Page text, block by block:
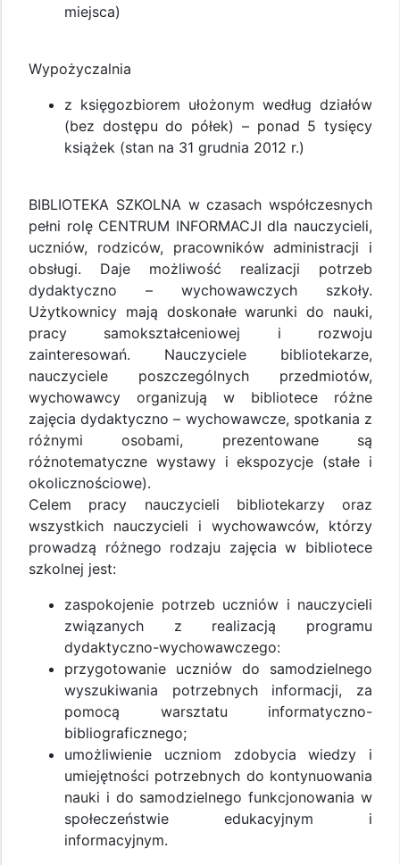
miejsca)
Wypożyczalnia
z księgozbiorem ułożonym według działów
(bez dostępu do półek) – ponad 5 tysięcy
książek (stan na 31 grudnia 2012 r.)
BIBLIOTEKA SZKOLNA w czasach współczesnych
pełni rolę CENTRUM INFORMACJI dla nauczycieli,
uczniów, rodziców, pracowników administracji i
obsługi. Daje możliwość realizacji potrzeb
dydaktyczno – wychowawczych szkoły.
Użytkownicy mają doskonałe warunki do nauki,
pracy samokształceniowej i rozwoju
zainteresowań. Nauczyciele bibliotekarze,
nauczyciele poszczególnych przedmiotów,
wychowawcy organizują w bibliotece różne
zajęcia dydaktyczno – wychowawcze, spotkania z
różnymi osobami, prezentowane są
różnotematyczne wystawy i ekspozycje (stałe i
okolicznościowe).
Celem pracy nauczycieli bibliotekarzy oraz
wszystkich nauczycieli i wychowawców, którzy
prowadzą różnego rodzaju zajęcia w bibliotece
szkolnej jest:
zaspokojenie potrzeb uczniów i nauczycieli
związanych z realizacją programu
dydaktyczno-wychowawczego:
przygotowanie uczniów do samodzielnego
wyszukiwania potrzebnych informacji, za
pomocą warsztatu informatyczno-
bibliograficznego;
umożliwienie uczniom zdobycia wiedzy i
umiejętności potrzebnych do kontynuowania
nauki i do samodzielnego funkcjonowania w
społeczeństwie edukacyjnym i
informacyjnym.